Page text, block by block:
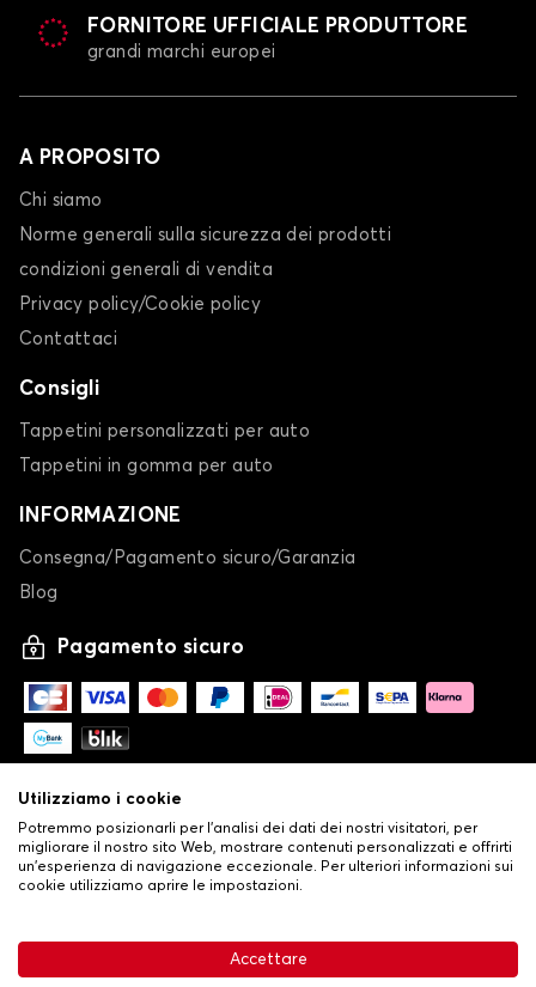
FORNITORE UFFICIALE PRODUTTORE
grandi marchi europei
A PROPOSITO
Chi siamo
Norme generali sulla sicurezza dei prodotti
condizioni generali di vendita
Privacy policy/Cookie policy
Contattaci
Consigli
Tappetini personalizzati per auto
Tappetini in gomma per auto
INFORMAZIONE
Consegna/Pagamento sicuro/Garanzia
Blog
Pagamento sicuro
Condizioni generali di vendita•
Politica sulla privacy e sui cookie•Livraison
Utilizziamo i cookie
Potremmo posizionarli per l'analisi dei dati dei nostri visitatori, per
migliorare il nostro sito Web, mostrare contenuti personalizzati e offrirti
un'esperienza di navigazione eccezionale. Per ulteriori informazioni sui
cookie utilizziamo aprire le impostazioni.
Accettare